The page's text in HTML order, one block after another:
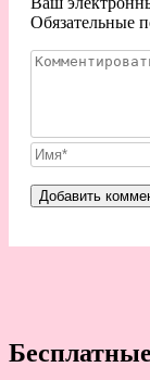
Обязательные